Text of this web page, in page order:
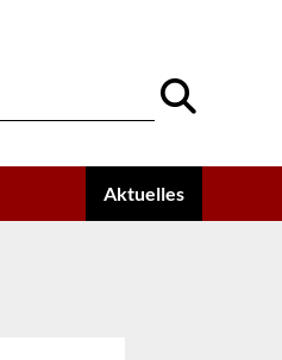
Aktuelles